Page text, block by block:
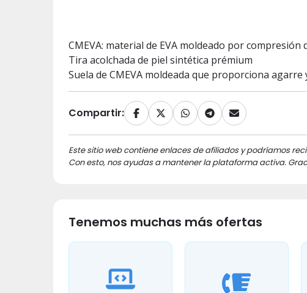
CMEVA: material de EVA moldeado por
Tira acolchada de piel sintética prémium
Suela de CMEVA moldeada que proporciona agarre
Compartir:
Este sitio web contiene enlaces de afiliados y podríamos
Con esto, nos ayudas a mantener la plataforma activa.
Tenemos muchas más ofertas